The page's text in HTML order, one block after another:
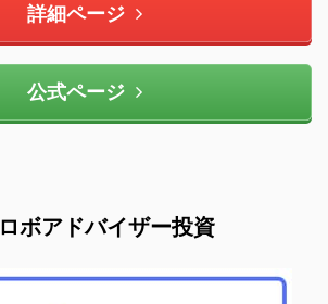
詳細ページ
公式ページ
ロボアドバイザー投資